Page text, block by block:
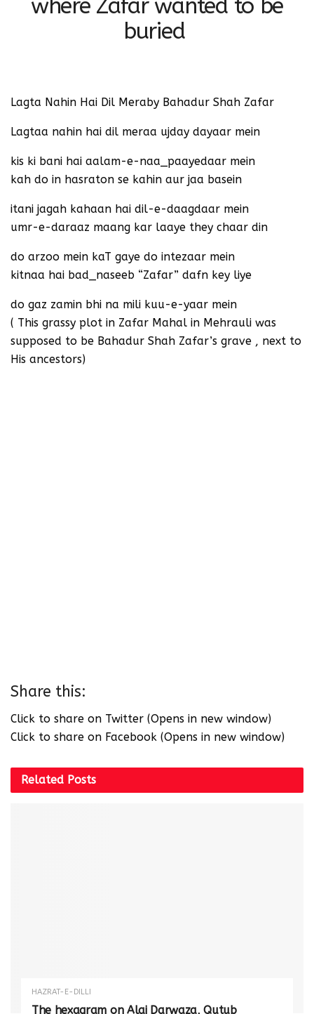
where Zafar wanted to be
buried
Lagta Nahin Hai Dil Meraby Bahadur Shah Zafar
Lagtaa nahin hai dil meraa ujday dayaar mein
kis ki bani hai aalam-e-naa_paayedaar mein
kah do in hasraton se kahin aur jaa basein
itani jagah kahaan hai dil-e-daagdaar mein
umr-e-daraaz maang kar laaye they chaar din
do arzoo mein kaT gaye do intezaar mein
kitnaa hai bad_naseeb “Zafar” dafn key liye
do gaz zamin bhi na mili kuu-e-yaar mein
( This grassy plot in Zafar Mahal in Mehrauli was
supposed to be Bahadur Shah Zafar’s grave , next to
His ancestors)
Share this:
Click to share on Twitter (Opens in new window)
Click to share on Facebook (Opens in new window)
Related Posts
HAZRAT-E-DILLI
The hexagram on Alai Darwaza, Qutub